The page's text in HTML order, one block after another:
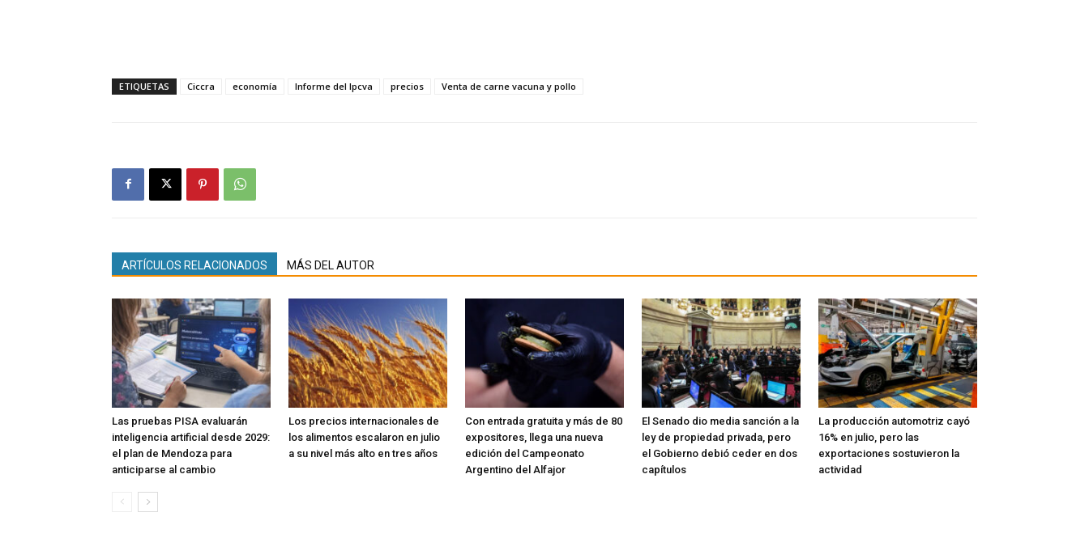
ETIQUETAS Ciccra economía Informe del Ipcva precios Venta de carne vacuna y pollo
ARTÍCULOS RELACIONADOS MÁS DEL AUTOR
Las pruebas PISA evaluarán
inteligencia artificial desde 2029:
el plan de Mendoza para
anticiparse al cambio
Los precios internacionales de
los alimentos escalaron en julio
a su nivel más alto en tres años
Con entrada gratuita y más de 80
expositores, llega una nueva
edición del Campeonato
Argentino del Alfajor
El Senado dio media sanción a la
ley de propiedad privada, pero
el Gobierno debió ceder en dos
capítulos
La producción automotriz cayó
16% en julio, pero las
exportaciones sostuvieron la
actividad